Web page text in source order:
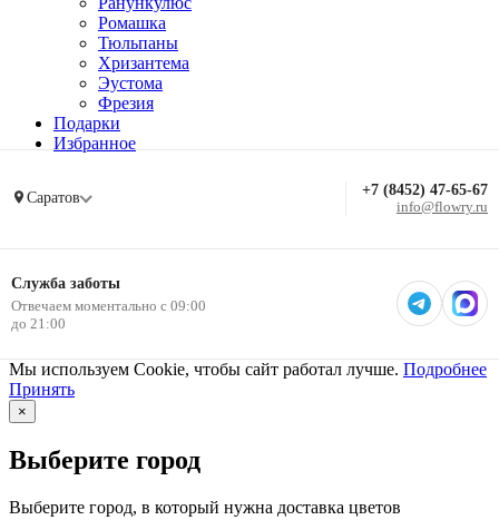
Ромашка
Тюльпаны
Хризантема
Эустома
Фрезия
Подарки
Избранное
Саратов +7 (8452) 47-65-67
info@flowry.ru
Служба заботы
Отвечаем моментально с 09:00
до 21:00
Мы используем Cookie, чтобы сайт работал лучше. Подробнее
Принять
×
Выберите город
Выберите город, в который нужна доставка цветов